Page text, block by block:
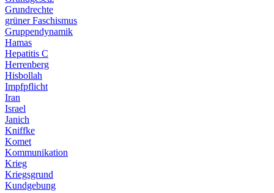
Grundrechte
grüner Faschismus
Gruppendynamik
Hamas
Hepatitis C
Herrenberg
Hisbollah
Impfpflicht
Iran
Israel
Janich
Kniffke
Komet
Kommunikation
Krieg
Kriegsgrund
Kundgebung